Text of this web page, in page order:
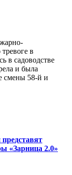
в
в садоводстве
и была
смены 58-й и
«Зарница 2.0»